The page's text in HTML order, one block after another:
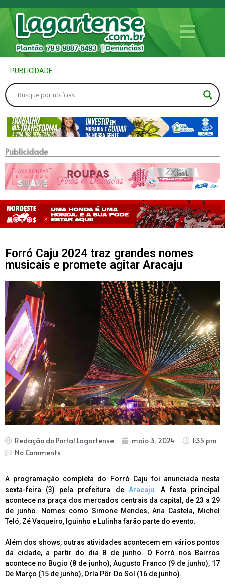
PUBLICIDADE
Publicidade
Forró Caju 2024 traz grandes nomes
musicais e promete agitar Aracaju
Redação do Portal Lagartense maio 3, 2024
1:35 pm
No Comments
A programação completa do Forró Caju foi anunciada nesta
sexta-feira (3) pela prefeitura de Aracaju. A festa principal
acontece na praça dos mercados centrais da capital, de 23 a 29
de junho. Nomes como Simone Mendes, Ana Castela, Michel
Teló, Zé Vaqueiro, Iguinho e Lulinha farão parte do evento.
Além dos shows, outras atividades acontecem em vários pontos
da cidade, a partir do dia 8 de junho. O Forró nos Bairros
acontece no Bugio (8 de junho), Augusto Franco (9 de junho), 17
De Março (15 de junho), Orla Pôr Do Sol (16 de junho).